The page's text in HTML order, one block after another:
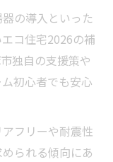
の導入といった
コ住宅2026の補
独自の支援策や
初心者でも安心
フリーや耐震性
られる傾向にあ